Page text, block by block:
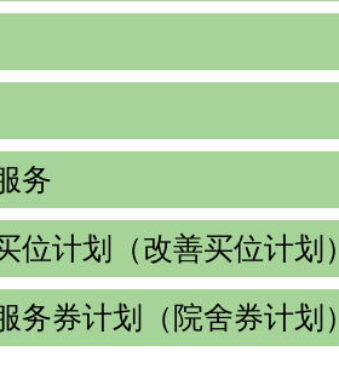
务
位计划（改善买位计划）
务券计划（院舍券计划）